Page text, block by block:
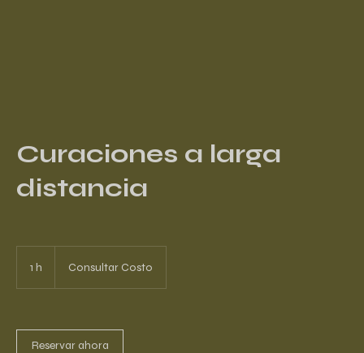
Curaciones a larga
distancia
1 h Consultar Costo
Reservar ahora